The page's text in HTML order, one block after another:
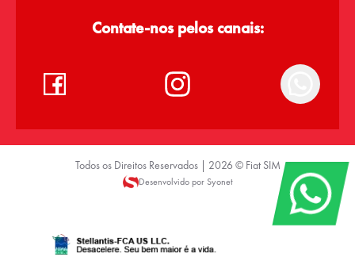
Contate-nos pelos canais:
Todos os Direitos Reservados | 2026 © Fiat SIM
Desenvolvido por Syonet